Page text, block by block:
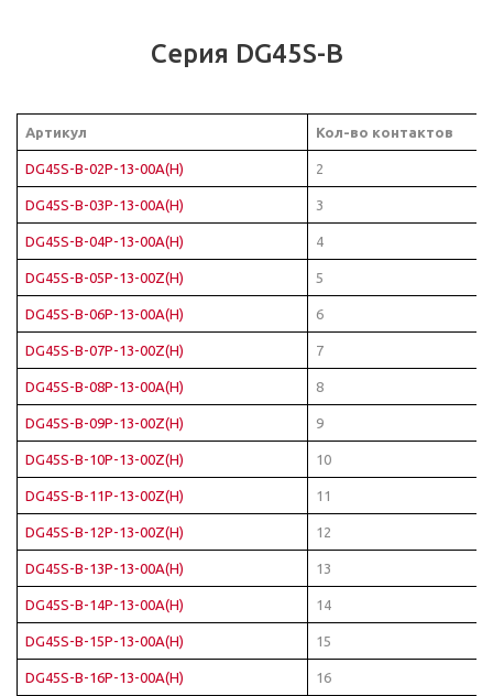
Серия DG45S-B
Артикул Кол-во контактов
DG45S-B-02P-13-00A(H) 2
DG45S-B-03P-13-00A(H) 3
DG45S-B-04P-13-00A(H) 4
DG45S-B-05P-13-00Z(H) 5
DG45S-B-06P-13-00A(H) 6
DG45S-B-07P-13-00Z(H) 7
DG45S-B-08P-13-00A(H) 8
DG45S-B-09P-13-00Z(H) 9
DG45S-B-10P-13-00Z(H) 10
DG45S-B-11P-13-00Z(H) 11
DG45S-B-12P-13-00Z(H) 12
DG45S-B-13P-13-00A(H) 13
DG45S-B-14P-13-00A(H) 14
DG45S-B-15P-13-00A(H) 15
DG45S-B-16P-13-00A(H) 16